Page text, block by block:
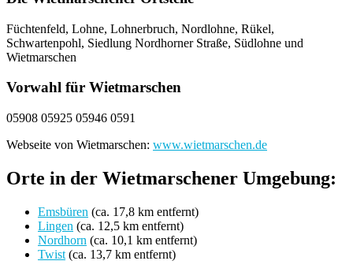
Füchtenfeld, Lohne, Lohnerbruch, Nordlohne, Rükel,
Schwartenpohl, Siedlung Nordhorner Straße, Südlohne und
Wietmarschen
Vorwahl für Wietmarschen
05908 05925 05946 0591
Webseite von Wietmarschen: www.wietmarschen.de
Orte in der Wietmarschener Umgebung:
Emsbüren (ca. 17,8 km entfernt)
Lingen (ca. 12,5 km entfernt)
Nordhorn (ca. 10,1 km entfernt)
Twist (ca. 13,7 km entfernt)